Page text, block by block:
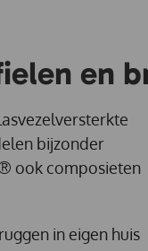
en
bijzonder
ook composieten
in eigen huis